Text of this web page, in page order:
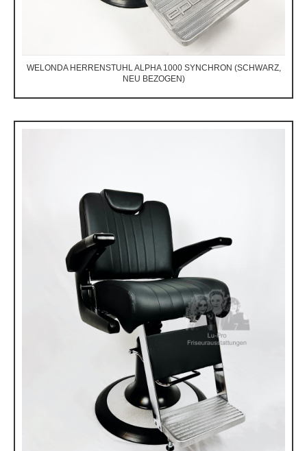
WELONDA HERRENSTUHL ALPHA 1000 SYNCHRON (SCHWARZ,
NEU BEZOGEN)
Preis auf Anfrage